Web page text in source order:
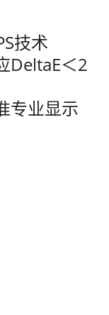
技术
DeltaE＜2
专业显示